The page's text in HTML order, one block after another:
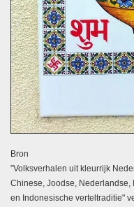
Bron
"Volksverhalen uit kleurrijk
Chinese, Joodse, Nederlandse,
en Indonesische verteltraditie"